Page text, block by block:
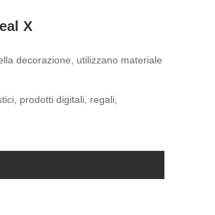
X
decorazione, utilizzano materiale
prodotti digitali, regali,